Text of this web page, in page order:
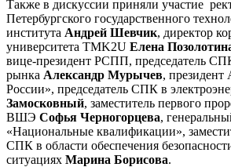
Также в дискуссии приняли участие
Петербургского государственного
института Андрей Шевчик, директор
университета TMK2U Елена
вице-президент РСПП, председатель
рынка Александр Мурычев,
России», председатель СПК в
Замосковный, заместитель первого
ВШЭ Софья Черногорцева,
«Национальные квалификации»,
СПК в области обеспечения
ситуациях Марина Борисова.